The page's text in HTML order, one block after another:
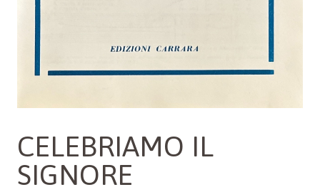
CELEBRIAMO IL
SIGNORE